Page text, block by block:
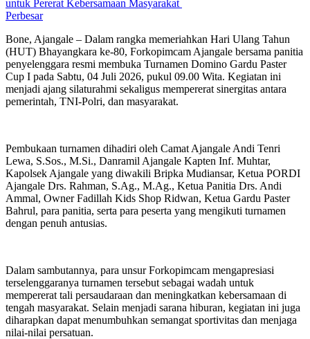
Perbesar
Bone, Ajangale – Dalam rangka memeriahkan Hari Ulang Tahun
(HUT) Bhayangkara ke-80, Forkopimcam Ajangale bersama panitia
penyelenggara resmi membuka Turnamen Domino Gardu Paster
Cup I pada Sabtu, 04 Juli 2026, pukul 09.00 Wita. Kegiatan ini
menjadi ajang silaturahmi sekaligus mempererat sinergitas antara
pemerintah, TNI-Polri, dan masyarakat.
Pembukaan turnamen dihadiri oleh Camat Ajangale Andi Tenri
Lewa, S.Sos., M.Si., Danramil Ajangale Kapten Inf. Muhtar,
Kapolsek Ajangale yang diwakili Bripka Mudiansar, Ketua PORDI
Ajangale Drs. Rahman, S.Ag., M.Ag., Ketua Panitia Drs. Andi
Ammal, Owner Fadillah Kids Shop Ridwan, Ketua Gardu Paster
Bahrul, para panitia, serta para peserta yang mengikuti turnamen
dengan penuh antusias.
Dalam sambutannya, para unsur Forkopimcam mengapresiasi
terselenggaranya turnamen tersebut sebagai wadah untuk
mempererat tali persaudaraan dan meningkatkan kebersamaan di
tengah masyarakat. Selain menjadi sarana hiburan, kegiatan ini juga
diharapkan dapat menumbuhkan semangat sportivitas dan menjaga
nilai-nilai persatuan.